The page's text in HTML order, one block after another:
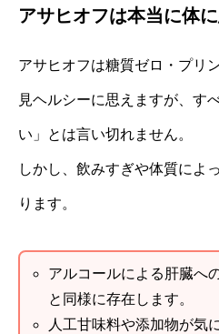
アサヒオフは本当に体
アサヒオフは糖質ゼロ・プリ
見ヘルシーに思えますが、す
い」とは言い切れません。
しかし、飲みすぎや体質によ
ります。
アルコールによる肝臓へ
と同様に存在します。
人工甘味料や添加物が気